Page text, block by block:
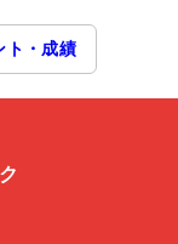
ト・成績